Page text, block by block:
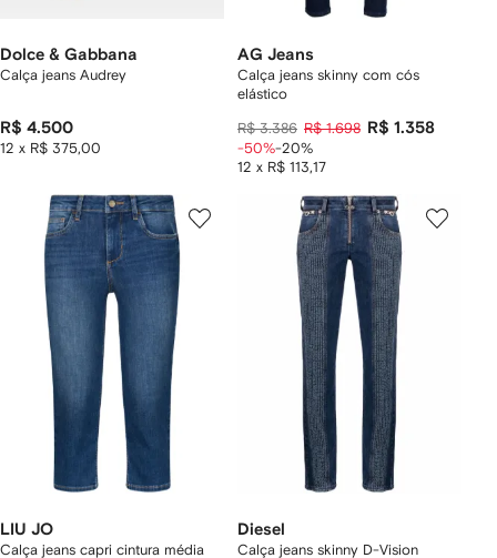
Dolce & Gabbana
Calça jeans Audrey
R$ 4.500
12 x R$ 375,00
AG Jeans
Calça jeans skinny com cós
elástico
R$ 3.386 R$ 1.698 R$ 1.358
12 x R$ 113,17
-50%-20%
LIU JO
Calça jeans capri cintura média
Diesel
Calça jeans skinny D-Vision